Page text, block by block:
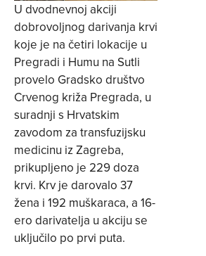
U dvodnevnoj akciji
dobrovoljnog darivanja krvi
koje je na četiri lokacije u
Pregradi i Humu na Sutli
provelo Gradsko društvo
Crvenog križa Pregrada, u
suradnji s Hrvatskim
zavodom za transfuzijsku
medicinu iz Zagreba,
prikupljeno je 229 doza
krvi. Krv je darovalo 37
žena i 192 muškaraca, a 16-
ero darivatelja u akciju se
uključilo po prvi puta.